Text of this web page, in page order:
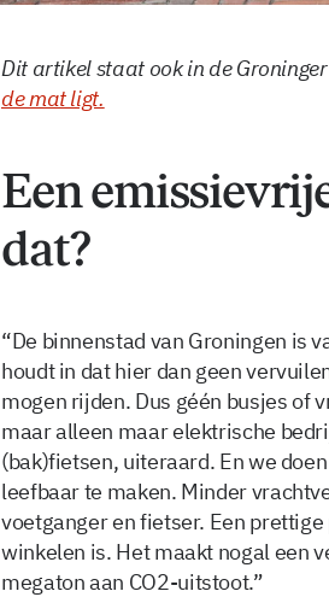
Dit artikel staat ook in de
de mat ligt.
Een
dat?
“De binnenstad van Groningen is
houdt in dat hier dan geen
mogen rijden. Dus géén busjes of
maar alleen maar elektrische
(bak)fietsen, uiteraard. En we
leefbaar te maken. Minder
voetganger en fietser. Een
winkelen is. Het maakt nogal een
megaton aan CO2-uitstoot.”